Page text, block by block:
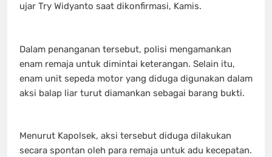
ujar Try Widyanto saat dikonfirmasi, Kamis.
Dalam penanganan tersebut, polisi mengamankan
enam remaja untuk dimintai keterangan. Selain itu,
enam unit sepeda motor yang diduga digunakan dalam
aksi balap liar turut diamankan sebagai barang bukti.
Menurut Kapolsek, aksi tersebut diduga dilakukan
secara spontan oleh para remaja untuk adu kecepatan.